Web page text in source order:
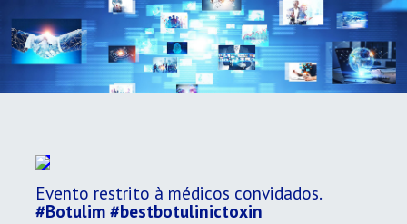
Evento restrito à médicos convidados.
#Botulim #bestbotulinictoxin